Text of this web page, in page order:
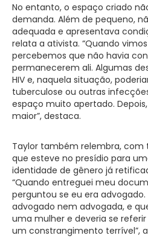
No entanto, o espaço criado
demanda. Além de pequeno,
adequada e apresentava
relata a ativista. “Quando
percebemos que não havia
permanecerem ali. Algumas
HIV e, naquela situação,
tuberculose ou outras
espaço muito apertado.
maior”, destaca.
Taylor também relembra, com
que esteve no presídio para
identidade de gênero já
“Quando entreguei meu
perguntou se eu era advogado.
advogado nem advogada, e
uma mulher e deveria se
um constrangimento terrível”,